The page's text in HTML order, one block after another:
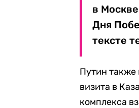
в
Дня
тексте
Путин также
визита в
комплекса